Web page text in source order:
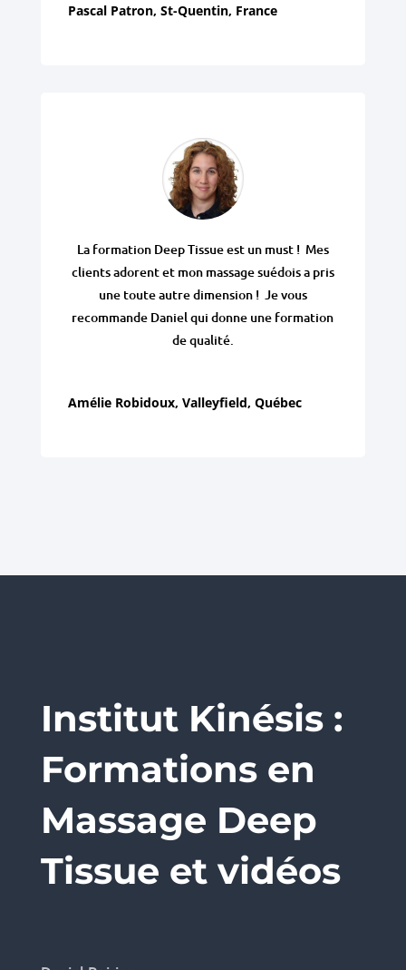
Pascal Patron, St-Quentin, France
La formation Deep Tissue est un must ! Mes
clients adorent et mon massage suédois a pris
une toute autre dimension ! Je vous
recommande Daniel qui donne une formation
de qualité.
Amélie Robidoux, Valleyfield, Québec
Institut Kinésis :
Formations en
Massage Deep
Tissue et vidéos